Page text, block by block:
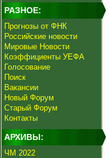
РАЗНОЕ:
Прогнозы от ФНК
Российские новости
Мировые Новости
Коэффициенты УЕФА
Голосование
Поиск
Вакансии
Новый Форум
Старый Форум
Контакты
АРХИВЫ:
ЧМ 2022